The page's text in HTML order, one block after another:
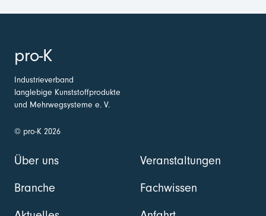
pro-K
Industrieverband
langlebige Kunststoffprodukte
und Mehrwegsysteme e. V.
© pro-K 2026
Über uns
Branche
Veranstaltungen
Fachwissen